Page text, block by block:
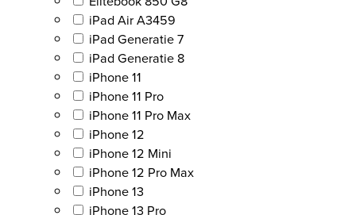
iPad Air A3459
iPad Generatie 7
iPad Generatie 8
iPhone 11
iPhone 11 Pro
iPhone 11 Pro Max
iPhone 12
iPhone 12 Mini
iPhone 12 Pro Max
iPhone 13
iPhone 13 Pro